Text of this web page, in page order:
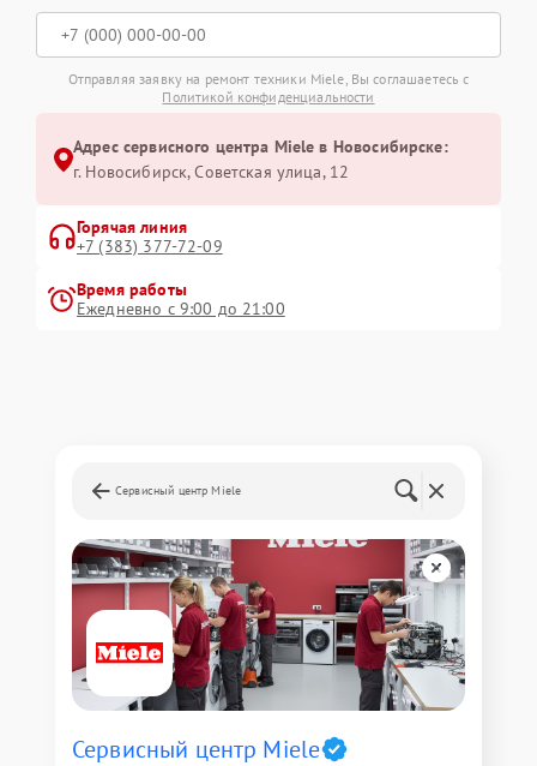
Отправляя заявку на ремонт техники Miele, Вы соглашаетесь с
Политикой конфиденциальности
Адрес сервисного центра Miele в Новосибирске:
г. Новосибирск, Советская улица, 12
Горячая линия
+7 (383) 377-72-09
Время работы
Ежедневно с 9:00 до 21:00
Сервисный центр Miele
Сервисный центр Miele